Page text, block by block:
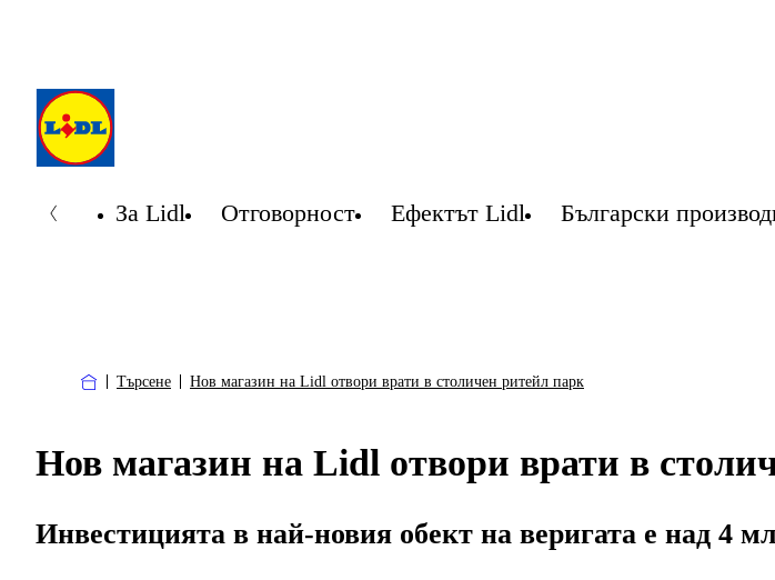
За Lidl Отговорност Ефектът Lidl Български
Търсене Нов магазин на Lidl отвори врати в столичен ритейл парк
Нов магазин на Lidl отвори врати в
Инвестицията в най-новия обект на веригата е над 4